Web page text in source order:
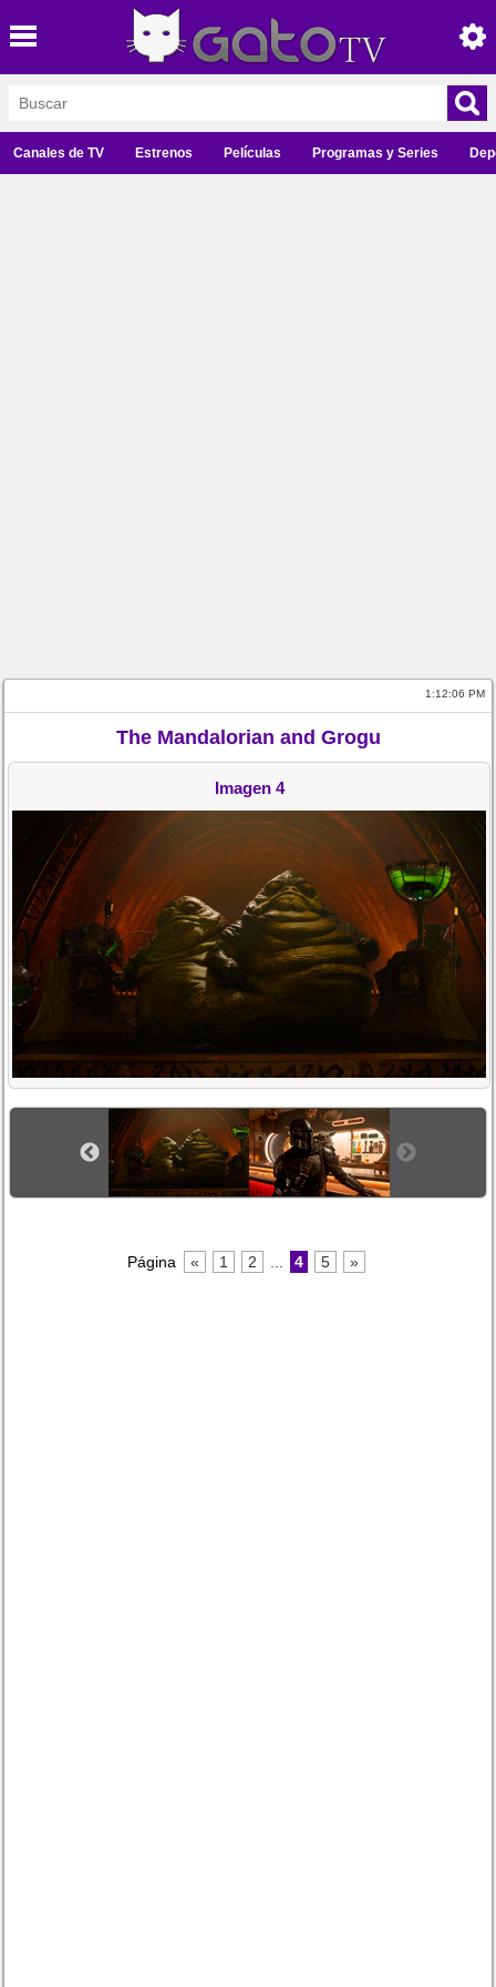
Canales de TV Estrenos Películas Programas y Series
1:12:06 PM
The Mandalorian and Grogu
Imagen 4
Página « 1 2 4 5 »